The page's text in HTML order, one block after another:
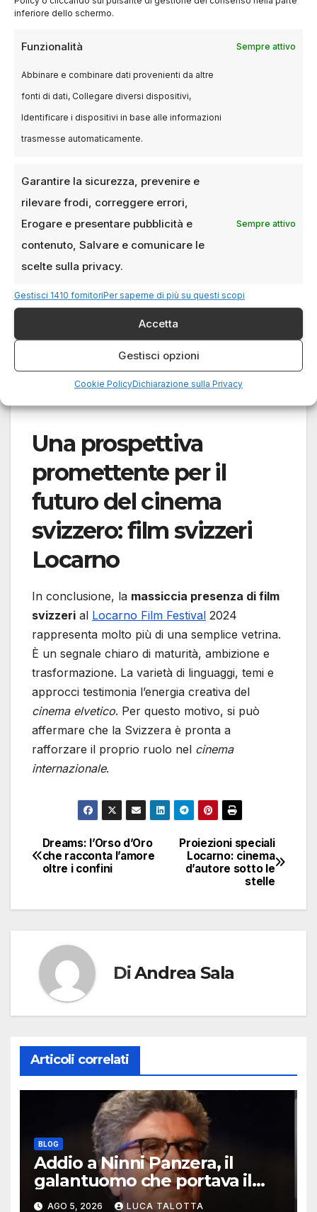
inferiore dello schermo.
Funzionalità Sempre attivo
Abbinare e combinare dati provenienti da altre
fonti di dati, Collegare diversi dispositivi,
Identificare i dispositivi in base alle informazioni
trasmesse automaticamente.
Garantire la sicurezza, prevenire e
rilevare frodi, correggere errori,
Erogare e presentare pubblicità e
contenuto, Salvare e comunicare le
scelte sulla privacy.
Sempre attivo
Gestisci 1410 fornitoriPer saperne di più su questi scopi
Accetta
Gestisci opzioni
Cookie PolicyDichiarazione sulla Privacy
ha favorito l’accesso a fondi, talenti e mercati
tra culture diverse. In sintesi, il
cinema
Il sostegno delle
piattaforme digitali
Il grande numero di film presentati è anche
frutto di politiche pubbliche efficaci
esempio, la SSR ha partecipato alla
ha garantito una base economica solida e
continuità creativa. Inoltre, piattaforme digitali
comePlay Suissehanno reso accessibili molte
di queste produzioni al grande pubblico. In
questo modo, la distribuzione è diventata più
Una prospettiva
promettente per il
futuro del cinema
svizzero: film svizzeri
Locarno
In conclusione, la massiccia presenza di film
svizzeri al Locarno Film Festival 2024
rappresenta molto più di una semplice vetrina.
È un segnale chiaro di maturità, ambizione e
trasformazione. La varietà di linguaggi, temi e
approcci testimonia l’energia creativa del
cinema elvetico. Per questo motivo, si può
affermare che la Svizzera è pronta a
rafforzare il proprio ruolo nel cinema
internazionale.
Navigazione
articoli
Proiezioni speciali
Locarno: cinema
d’autore sotto le
stelle
Dreams: l’Orso d’Oro
che racconta l’amore
oltre i confini
DiAndrea Sala
Articoli correlati
BLOG
Addio a Ninni Panzera, il
galantuomo che portava il
cinema dove non c’era
AGO 5, 2026 LUCA TALOTTA